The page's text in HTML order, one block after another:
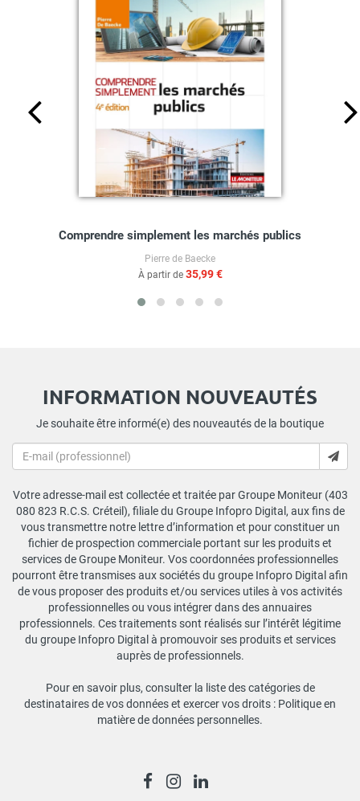
Comprendre simplement les marchés publics
Pierre de Baecke
À partir de 35,99 €
INFORMATION NOUVEAUTÉS
Je souhaite être informé(e) des nouveautés de la boutique
Votre adresse-mail est collectée et traitée par Groupe Moniteur (403
080 823 R.C.S. Créteil), filiale du Groupe Infopro Digital, aux fins de
vous transmettre notre lettre d’information et pour constituer un
fichier de prospection commerciale portant sur les produits et
services de Groupe Moniteur. Vos coordonnées professionnelles
pourront être transmises aux sociétés du groupe Infopro Digital afin
de vous proposer des produits et/ou services utiles à vos activités
professionnelles ou vous intégrer dans des annuaires
professionnels. Ces traitements sont réalisés sur l’intérêt légitime
du groupe Infopro Digital à promouvoir ses produits et services
auprès de professionnels.
Pour en savoir plus, consulter la liste des catégories de
destinataires de vos données et exercer vos droits : Politique en
matière de données personnelles.